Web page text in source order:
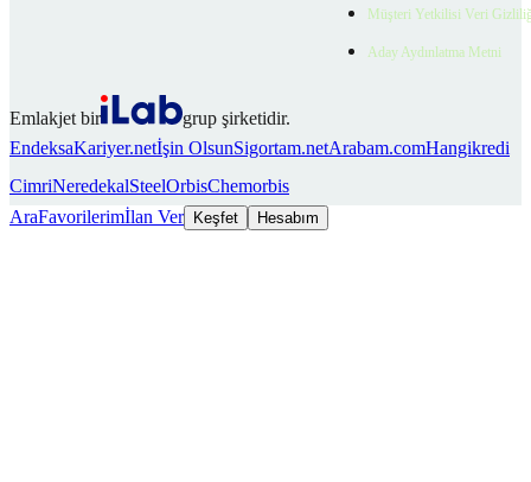
Müşteri Yetkilisi Veri
Aday Aydınlatma Metni
Emlakjet bir
grup şirketidir.
EndeksaKariyer.netİşin OlsunSigortam.netArabam.comHangikredi
CimriNeredekalSteelOrbisChemorbis
AraFavorilerimİlan Ver Keşfet Hesabım